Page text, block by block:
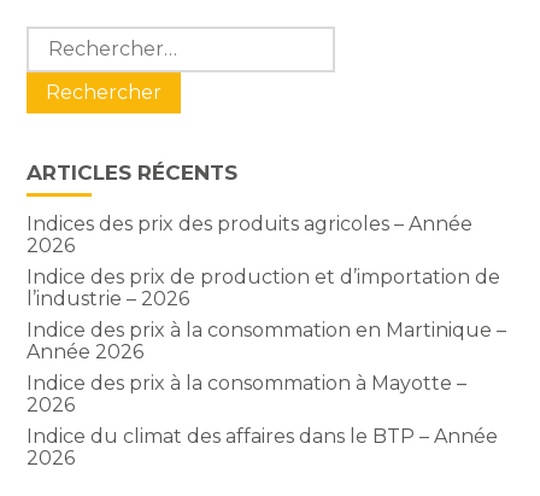
Blog
sidebar
Rechercher :
ARTICLES RÉCENTS
Indices des prix des produits agricoles – Année
2026
Indice des prix de production et d’importation de
l’industrie – 2026
Indice des prix à la consommation en Martinique –
Année 2026
Indice des prix à la consommation à Mayotte –
2026
Indice du climat des affaires dans le BTP – Année
2026